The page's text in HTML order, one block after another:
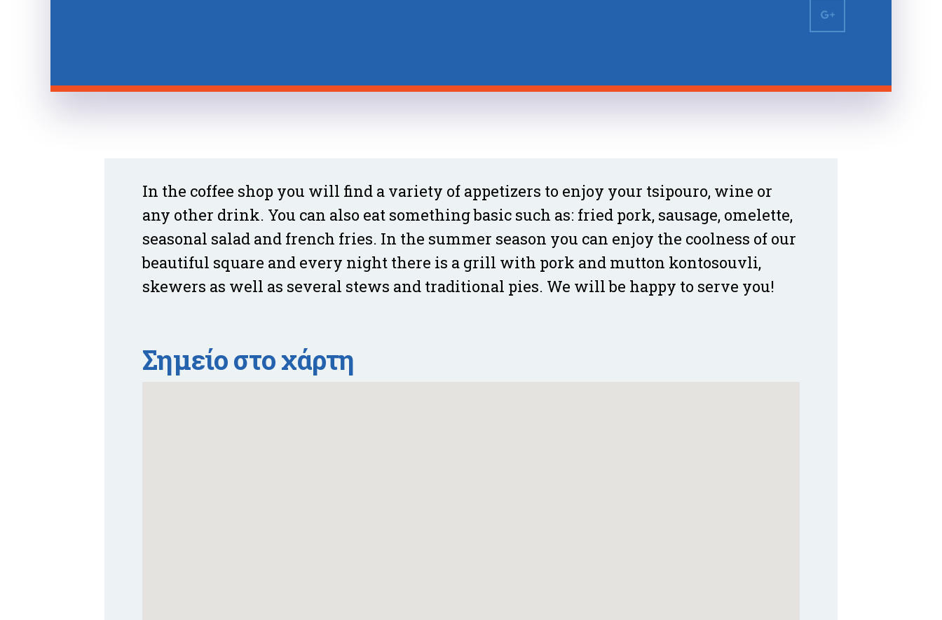
In the coffee shop you will find a variety of appetizers to enjoy your tsipouro, wine or
any other drink. You can also eat something basic such as: fried pork, sausage, omelette,
seasonal salad and french fries. In the summer season you can enjoy the coolness of our
beautiful square and every night there is a grill with pork and mutton kontosouvli,
skewers as well as several stews and traditional pies. We will be happy to serve you!
Σημείο στο χάρτη